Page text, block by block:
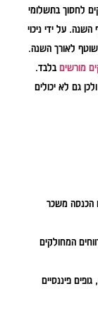
לחסוך בתשלומי
על ידי ניכוי
לאורך השנה.
מורשים בלבד.
גם לא יכולים
הכנסה משכר
המחולקים
פיננסיים